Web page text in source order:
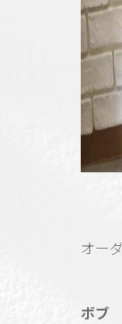
オー
ボブ